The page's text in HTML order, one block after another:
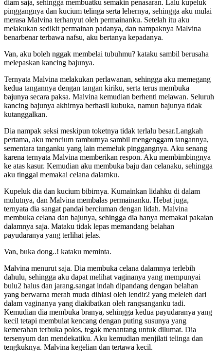
diam saja, sehingga membuatku semakin penasaran. Lalu kupeluk
pinggangnya dan kucium telinga serta lehernya, sehingga aku mulai
merasa Malvina terhanyut oleh permainanku. Setelah itu aku
melakukan sedikit permainan padanya, dan nampaknya Malvina
benarbenar terbawa nafsu, aku bertanya kepadanya.
Van, aku boleh nggak membelai tubuhmu? kataku sambil berusaha
melepaskan kancing bajunya.
Ternyata Malvina melakukan perlawanan, sehingga aku memegang
kedua tangannya dengan tangan kiriku, serta terus membuka
bajunya secara paksa. Malvina kemudian berhenti melawan. Seluruh
kancing bajunya akhirnya berhasil kubuka, namun bajunya tidak
kutanggalkan.
Dia nampak seksi meskipun toketnya tidak terlalu besar.Langkah
pertama, aku mencium rambutnya sambil mengenggam tangannya,
sementara tanganku yang lain memeluk pinggangnya. Aku senang
karena ternyata Malvina memberikan respon. Aku membimbingnya
ke atas kasur. Kemudian aku membuka baju dan celanaku, sehingga
aku tinggal memakai celana dalamku.
Kupeluk dia dan kucium bibirnya. Kumainkan lidahku di dalam
mulutnya, dan Malvina membalas permainanku. Hebat juga,
ternyata dia sangat pandai berciuman dengan lidah. Malvina
membuka celana dan bajunya, sehingga dia hanya memakai pakaian
dalamnya saja. Mataku tidak lepas memandang belahan
payudaranya yang terlihat jelas.
Van, buka dong..! kataku meminta.
Malvina menurut saja. Dia membuka celana dalamnya terlebih
dahulu, sehingga aku dapat melihat vaginanya yang mempunyai
bulu2 halus dan jarang.sangat indah dipandang dengan belahan
yang berwarna merah muda dihiasi oleh lendir2 yang meleleh dari
dalam vaginanya yang diakibatkan oleh rangsanganku tadi.
Kemudian dia membuka branya, sehingga kedua payudaranya yang
kecil tetapi membulat kencang dengan puting susunya yang
kemerahan terbuka polos, tegak menantang untuk dilumat. Dia
tersenyum dan mendekatiku. Aku kemudian menjilati telinga dan
tengkuknya. Malvina kegelian dan tertawa kecil.